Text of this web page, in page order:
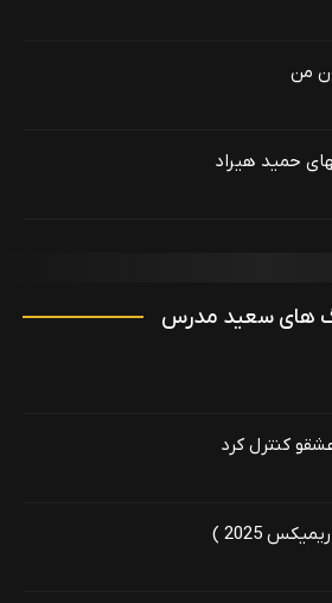
من
حمید هیراد
های سعید مدرس
کنترل کرد
2025 )